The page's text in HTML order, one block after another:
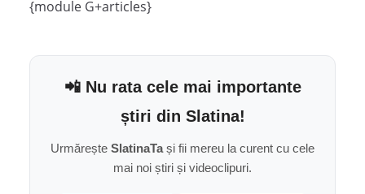
{module G+articles}
📲 Nu rata cele mai importante
știri din Slatina!
Urmărește SlatinaTași fii mereu la curent cu cele
mai noi știri și videoclipuri.